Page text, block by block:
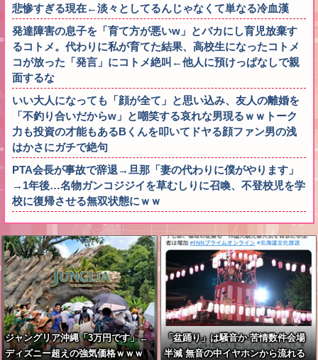
悲惨すぎる現在←淡々としてるんじゃなくて単なる冷血漢
発達障害の息子を「育て方が悪いw」とバカにし育児放棄す
るコトメ。代わりに私が育てた結果、高校生になったコトメ
コが放った「発言」にコトメ絶叫←他人に預けっぱなしで親
面するな
いい大人になっても「顔が全て」と思い込み、友人の離婚を
「不釣り合いだからw」と嘲笑する哀れな男現るｗｗトーク
力も投資の才能もあるBくんを叩いてドヤる顔ファン男の浅
はかさにガチで絶句
PTA会長が事故で辞退→旦那「妻の代わりに僕がやります」
→1年後…名物ガンコジジイを草むしりに召喚、不登校児を学
校に復帰させる無双状態にｗｗ
ジャングリア沖縄「3万円です」←
ディズニー超えの強気価格ｗｗｗ
「盆踊り」は騒音か 苦情数件会場
半減 無音の中イヤホンから流れる